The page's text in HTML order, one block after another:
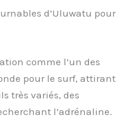
d’Uluwatu pour
comme l’un des
pour le surf, attirant
très variés, des
l’adrénaline.